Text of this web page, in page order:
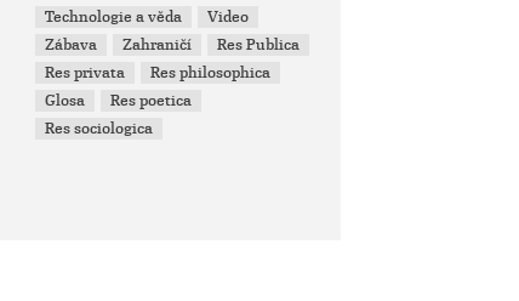
Technologie a věda
Video
Zábava
Zahraničí
Res Publica
Res privata
Res philosophica
Glosa
Res poetica
Res sociologica